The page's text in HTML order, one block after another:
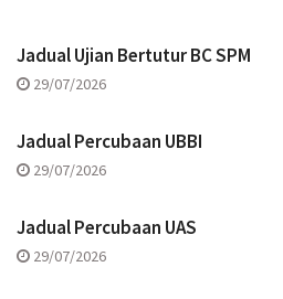
Jadual Ujian Bertutur BC SPM
29/07/2026
Jadual Percubaan UBBI
29/07/2026
Jadual Percubaan UAS
29/07/2026